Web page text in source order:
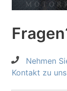
Nehmen
Kontakt zu